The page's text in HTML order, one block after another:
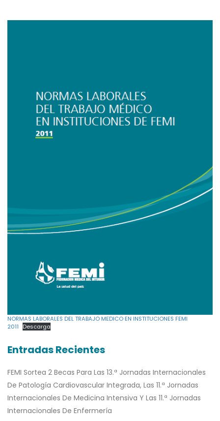
NORMAS LABORALES DEL TRABAJO MEDICO EN INSTITUCIONES FEMI
2011
Descarga
Entradas Recientes
FEMI Sortea 2 Becas Para Las 13.ª Jornadas Internacionales
De Patología Cardiovascular Integrada, Las 11.ª Jornadas
Internacionales De Medicina Intensiva Y Las 11.ª Jornadas
Internacionales De Enfermería